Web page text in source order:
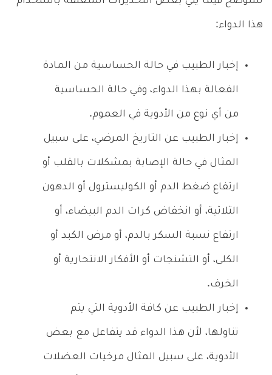
هذا الدواء:
إخبار الطبيب في حالة الحساسية من المادة
الفعالة بهذا الدواء، وفي حالة الحساسية
من أي نوع من الأدوية في العموم.
إخبار الطبيب عن التاريخ المرضي، على سبيل
المثال في حالة الإصابة بمشكلات بالقلب أو
ارتفاع ضغط الدم أو الكوليسترول أو الدهون
الثلاثية، أو انخفاض كرات الدم البيضاء، أو
ارتفاع نسبة السكر بالدم، أو مرض الكبد أو
الكلى، أو التشنجات أو الأفكار الانتحارية أو
الخرف.
إخبار الطبيب عن كافة الأدوية التي يتم
تناولها، لأن هذا الدواء قد يتفاعل مع بعض
الأدوية، على سبيل المثال مرخيات العضلات